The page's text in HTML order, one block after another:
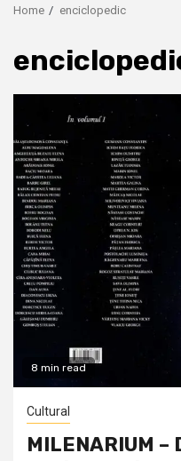
Home enciclopedic
8 min read
Cultural
MILENARIUM